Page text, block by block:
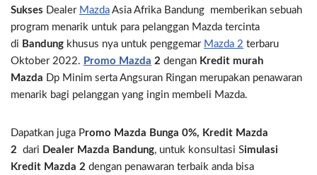
Sukses Dealer Mazda Asia Afrika Bandung memberikan sebuah
program menarik untuk para pelanggan Mazda tercinta
di Bandung khusus nya untuk penggemar Mazda 2 terbaru
Oktober 2022. Promo Mazda 2 dengan Kredit murah
Mazda Dp Minim serta Angsuran Ringan merupakan penawaran
menarik bagi pelanggan yang ingin membeli Mazda.
Dapatkan juga Promo Mazda Bunga 0%, Kredit Mazda
2 dari Dealer Mazda Bandung, untuk konsultasi Simulasi
Kredit Mazda 2 dengan penawaran terbaik anda bisa